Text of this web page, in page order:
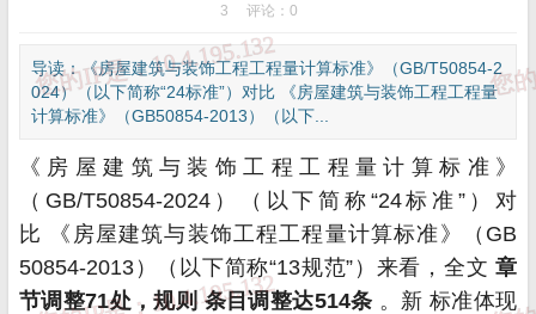
3
评论：0
导读：《房屋建筑与装饰工程工程量计算标准》（GB/T50854-2
024）（以下简称“24标准”）对比 《房屋建筑与装饰工程工程量
计算标准》（GB50854-2013）（以下...
《房屋建筑与装饰工程工程量计算标准》
（GB/T50854-2024）（以下简称“24标准 ”）对
比
《房屋建筑与装饰工程工程量计算标准》（GB
50854-2013）（以下简称“13规范”） 来看，全文章
节调整71处，规则条目调整达514条 。新 标准体现